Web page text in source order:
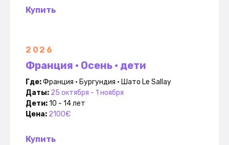
Купить
2026
Франция • Осень • дети
Где:Франция • Бургундия • Шато Le Sallay
Даты: 25 октября - 1 ноября
Дети:10 - 14 лет
Цена: 2100€
Купить